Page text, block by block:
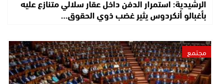
بأغبالو أنكردوس يثير غضب ذوي الحقوق…
مجتمع